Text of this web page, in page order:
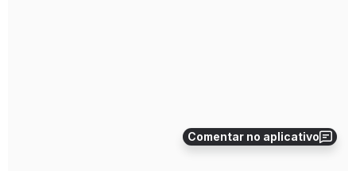
Comentar no aplicativo